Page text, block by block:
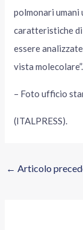
polmonari
caratteristiche
essere
vista molecolare”.
– Foto ufficio
(ITALPRESS).
← Articolo